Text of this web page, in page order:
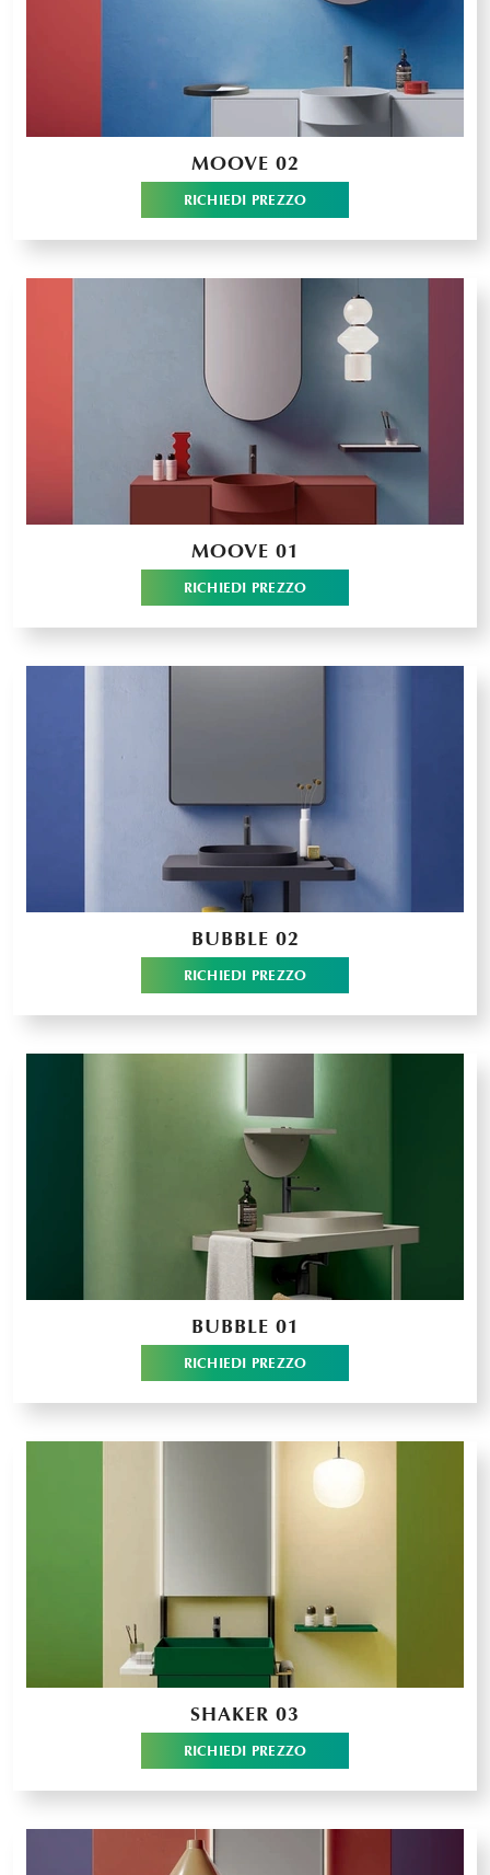
MOOVE 02
RICHIEDI PREZZO
MOOVE 01
RICHIEDI PREZZO
BUBBLE 02
RICHIEDI PREZZO
BUBBLE 01
RICHIEDI PREZZO
SHAKER 03
RICHIEDI PREZZO